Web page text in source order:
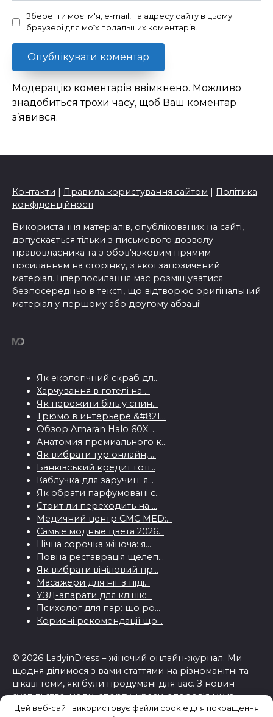
Зберегти моє ім'я, e-mail, та адресу сайту в цьому
браузері для моїх подальших коментарів.
Модерацію коментарів ввімкнено. Можливо
знадобиться трохи часу, щоб Ваш коментар
з’явився.
Контакти | Правила користування сайтом | Політика
конфіденційності
Використання матеріалів, опублікованих на сайті,
допускається тільки з письмового дозволу
правовласника та з обов'язковим прямим
посиланням на сторінку, з якої запозичений
матеріал. Гіперпосилання має розміщуватися
безпосередньо в тексті, що відтворює оригінальний
матеріал у першому або другому абзаці!
Як екологічний скраб дл...
Харчування в готелі на ...
Як пережити біль у спин...
Трюмо в интерьере &#821...
Обзор Amaran Halo 60X: ...
Анатомия премиального к...
Як вибрати тур онлайн, ...
Банківський кредит готі...
Каблучка для заручин: я...
Як обрати парфумовані с...
Стоит ли переходить на ...
Медичний центр CMC MED:...
Самые модные цвета 2026...
Нічна сорочка жіноча: я...
Повна реставрація щелеп...
Як вибрати вініловий пр...
Масажери для ніг з піді...
УЗД-апарати для клінік:...
Психолог для пар: що ро...
Корисні рекомендації що...
© 2026 LadyinDress – жіночий онлайн-журнал. Ми
щодня ділимося з вами статтями на різноманітні та
цікаві теми, які були продумані для вас. З новин
суспільства, моди, спорту, краси, здоров'я ми із
задоволенням працюємо над усіма темами, які
Цей веб-сайт використовує файли cookie для покращення